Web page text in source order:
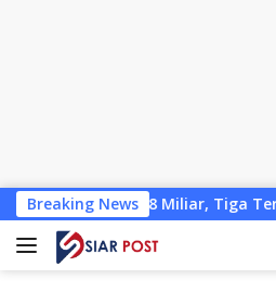
Langsung
ke
konten
Breaking News
Miliar, Tiga Tersangka Ditahan